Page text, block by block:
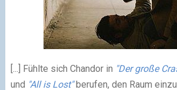
[...] Fühlte sich Chandor in "Der große
und "All is Lost"berufen, den Raum